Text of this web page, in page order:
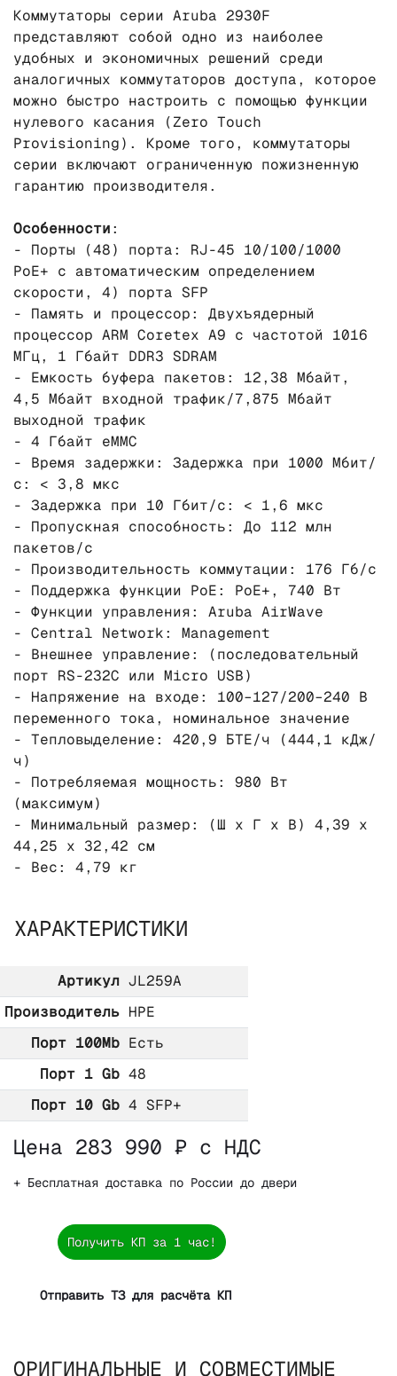
Коммутаторы серии Aruba 2930F
представляют собой одно из наиболее
удобных и экономичных решений среди
аналогичных коммутаторов доступа, которое
можно быстро настроить с помощью функции
нулевого касания (Zero Touch
Provisioning). Кроме того, коммутаторы
серии включают ограниченную пожизненную
гарантию производителя.
Особенности:
- Порты (48) порта: RJ-45 10/100/1000
PoE+ с автоматическим определением
скорости, 4) порта SFP
- Память и процессор: Двухъядерный
процессор ARM Coretex A9 с частотой 1016
МГц, 1 Гбайт DDR3 SDRAM
- Емкость буфера пакетов: 12,38 Мбайт,
4,5 Мбайт входной трафик/7,875 Мбайт
выходной трафик
- 4 Гбайт eMMC
- Время задержки: Задержка при 1000 Мбит/
с: < 3,8 мкс
- Задержка при 10 Гбит/с: < 1,6 мкс
- Пропускная способность: До 112 млн
пакетов/с
- Производительность коммутации: 176 Гб/с
- Поддержка функции PoE: PoE+, 740 Вт
- Функции управления: Aruba AirWave
- Central Network: Management
- Внешнее управление: (последовательный
порт RS-232C или Micro USB)
- Напряжение на входе: 100–127/200–240 В
переменного тока, номинальное значение
- Тепловыделение: 420,9 БТЕ/ч (444,1 кДж/
ч)
- Потребляемая мощность: 980 Вт
(максимум)
- Минимальный размер: (Ш x Г x В) 4,39 x
44,25 x 32,42 см
- Вес: 4,79 кг
ХАРАКТЕРИСТИКИ
Артикул JL259A
Производитель HPE
Порт 100Mb Есть
Порт 1 Gb 48
Порт 10 Gb 4 SFP+
Цена 283 990 ₽ с НДС
+ Бесплатная доставка по России до двери
Получить КП за 1 час!
Отправить ТЗ для расчёта КП
ОРИГИНАЛЬНЫЕ И СОВМЕСТИМЫЕ